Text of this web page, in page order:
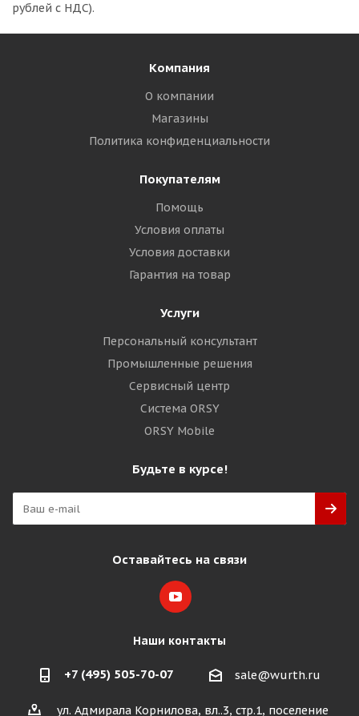
рублей с НДС).
Компания
О компании
Магазины
Политика конфиденциальности
Покупателям
Помощь
Условия оплаты
Условия доставки
Гарантия на товар
Услуги
Персональный консультант
Промышленные решения
Сервисный центр
Система ORSY
ORSY Mobile
Будьте в курсе!
Оставайтесь на связи
Наши контакты
+7 (495) 505-70-07 sale@wurth.ru
ул. Адмирала Корнилова, вл..3, стр.1, поселение